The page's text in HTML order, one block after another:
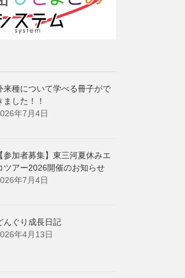
来種について学べる冊子がで
ました！！
年7月4日
【参加者募集】東三河夏休みエ
ツアー2026開催のお知らせ
年7月4日
んぐり成長日記
年4月13日